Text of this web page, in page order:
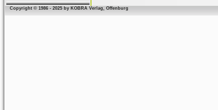
Copyright © 1986 - 2025 by KOBRA Verlag, Offenburg